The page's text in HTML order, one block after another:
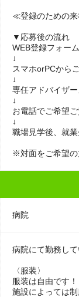
≪登録のための
▼応募後の流れ
WEB登録フォー
↓
スマホorPCから
↓
専任アドバイザ
↓
お電話でご希望
↓
職場見学後、就
※対面をご希望の
病院
病院にて勤務して
〈服装〉
服装は自由です！
施設によっては制